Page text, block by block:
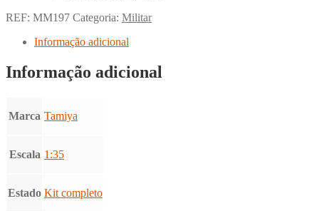
REF: MM197 Categoria: Militar
Informação adicional
Informação adicional
Marca Tamiya
Escala 1:35
Estado Kit completo